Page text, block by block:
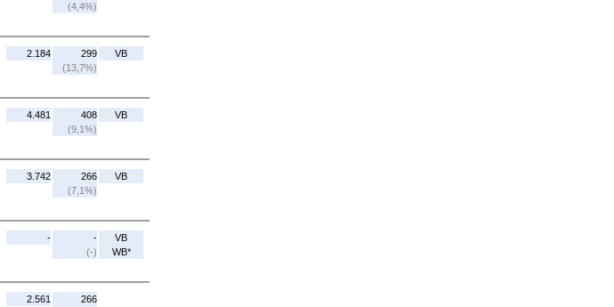
(4,4%)
2.184
299
(13,7%)
VB
4.481
408
(9,1%)
VB
3.742
266
(7,1%)
VB
-
-
(-)
VB
WB*
2.561
266